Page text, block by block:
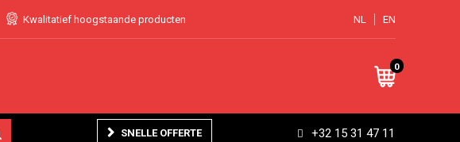
Kwalitatief hoogstaande producten NL EN
0
SNELLE OFFERTE +32 15 31 47 11